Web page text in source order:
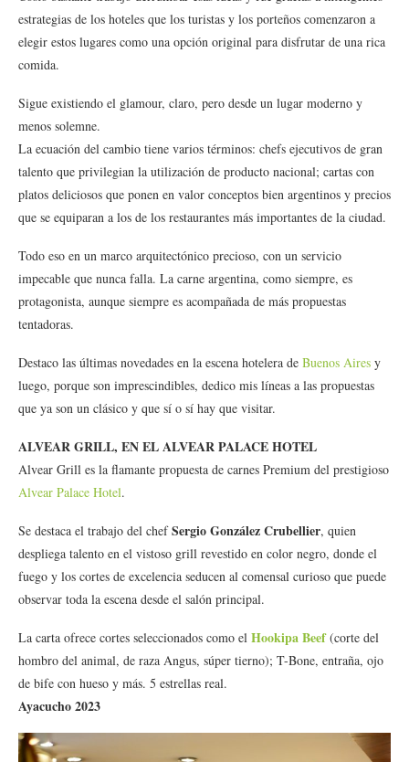
estrategias de los hoteles que los turistas y los porteños comenzaron a
elegir estos lugares como una opción original para disfrutar de una rica
comida.
Sigue existiendo el glamour, claro, pero desde un lugar moderno y
menos solemne.
La ecuación del cambio tiene varios términos: chefs ejecutivos de gran
talento que privilegian la utilización de producto nacional; cartas con
platos deliciosos que ponen en valor conceptos bien argentinos y precios
que se equiparan a los de los restaurantes más importantes de la ciudad.
Todo eso en un marco arquitectónico precioso, con un servicio
impecable que nunca falla. La carne argentina, como siempre, es
protagonista, aunque siempre es acompañada de más propuestas
tentadoras.
Destaco las últimas novedades en la escena hotelera de Buenos Aires y
luego, porque son imprescindibles, dedico mis líneas a las propuestas
que ya son un clásico y que sí o sí hay que visitar.
ALVEAR GRILL, EN EL ALVEAR PALACE HOTEL
Alvear Grill es la flamante propuesta de carnes Premium del prestigioso
Alvear Palace Hotel.
Se destaca el trabajo del chefSergio González Crubellier, quien
despliega talento en el vistoso grill revestido en color negro, donde el
fuego y los cortes de excelencia seducen al comensal curioso que puede
observar toda la escena desde el salón principal.
La carta ofrece cortes seleccionados como el Hookipa Beef(corte del
hombro del animal, de raza Angus, súper tierno); T-Bone, entraña, ojo
de bife con hueso y más. 5 estrellas real.
Ayacucho 2023